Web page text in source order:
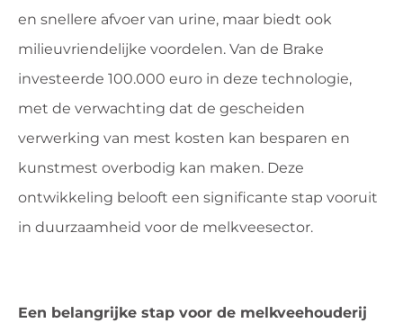
en snellere afvoer van urine, maar biedt ook
milieuvriendelijke voordelen. Van de Brake
investeerde 100.000 euro in deze technologie,
met de verwachting dat de gescheiden
verwerking van mest kosten kan besparen en
kunstmest overbodig kan maken. Deze
ontwikkeling belooft een significante stap vooruit
in duurzaamheid voor de melkveesector.
Een belangrijke stap voor de melkveehouderij